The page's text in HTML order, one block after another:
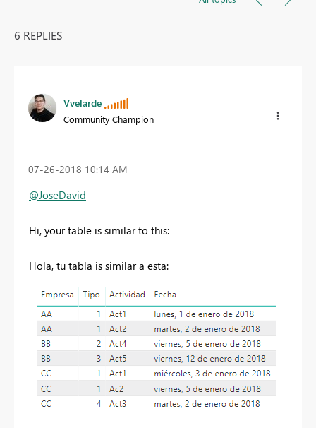
6 REPLIES
Vvelarde
Community Champion
‎07-26-2018 10:14 AM
@JoseDavid
Hi, your table is similar to this:
Hola, tu tabla is similar a esta: